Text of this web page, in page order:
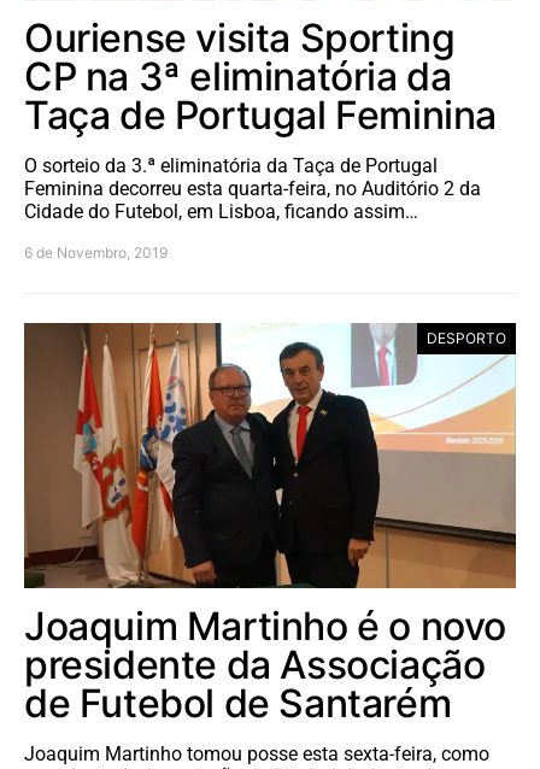
Ouriense visita Sporting
CP na 3ª eliminatória da
Taça de Portugal Feminina
O sorteio da 3.ª eliminatória da Taça de Portugal
Feminina decorreu esta quarta-feira, no Auditório 2 da
Cidade do Futebol, em Lisboa, ficando assim…
6 de Novembro, 2019
DESPORTO
Joaquim Martinho é o novo
presidente da Associação
de Futebol de Santarém
Joaquim Martinho tomou posse esta sexta-feira, como